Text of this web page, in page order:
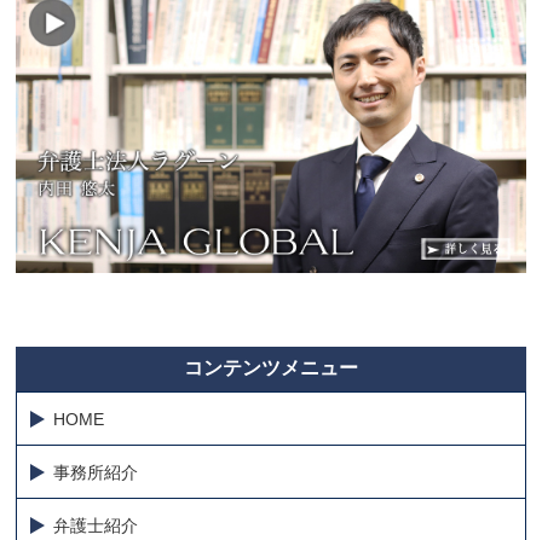
コンテンツメニュー
HOME
事務所紹介
弁護士紹介